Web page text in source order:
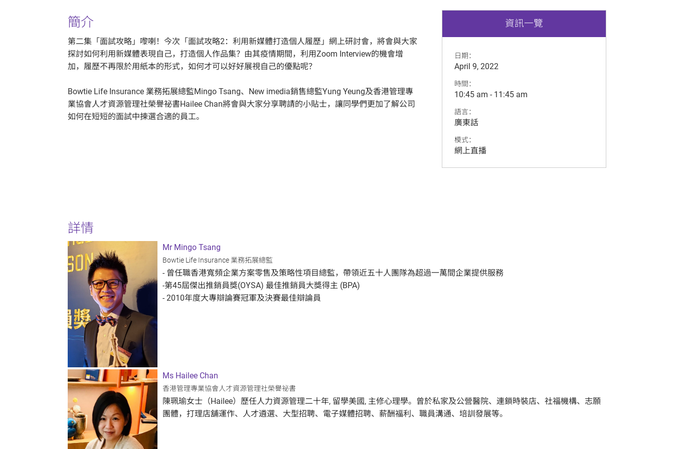
簡介
第二集「面試攻略」嚟喇！今次「面試攻略2：利用新媒體打造個人履歷」網上研討會，將會與大家
探討如何利用新媒體表現自己，打造個人作品集？由其疫情期間，利用Zoom Interview的機會增
加，履歷不再限於用紙本的形式，如何才可以好好展視自己的優點呢？
Bowtie Life Insurance 業務拓展總監Mingo Tsang、New imedia銷售總監Yung Yeung及香港管理專
業協會人才資源管理社榮譽祕書Hailee Chan將會與大家分享聘請的小貼士，讓同學們更加了解公司
如何在短短的面試中揀選合適的員工。
資訊一覽
日期：
April 9, 2022
時間：
10:45 am - 11:45 am
語言：
廣東話
模式：
網上直播
詳情
Mr Mingo Tsang
Bowtie Life Insurance 業務拓展總監
- 曾任職香港寬頻企業方案零售及策略性項目總監，帶領近五十人團隊為超過一萬間企業提供服務
-第45屆傑出推銷員獎(OYSA) 最佳推銷員大獎得主 (BPA)
- 2010年度大專辯論賽冠軍及決賽最佳辯論員
Ms Hailee Chan
香港管理專業協會人才資源管理社榮譽祕書
陳珮瑜女士（Hailee）歷任人力資源管理二十年, 留學美國, 主修心理學。曾於私家及公營醫院、連鎖時裝店、社福機構、志願
團體，打理店舖運作、人才遴選、大型招聘、電子媒體招聘、薪酬福利、職員溝通、培訓發展等。